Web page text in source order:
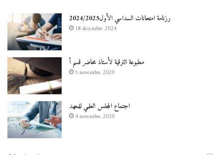
رزنامة امتحانات السداسي الأول2024/2025
18 décembre 2024
مطبوعة الترقية لأستاذ محاضر قسم أ
5 novembre 2020
اجتماع المجلس العلمي للمعهد
4 novembre 2020